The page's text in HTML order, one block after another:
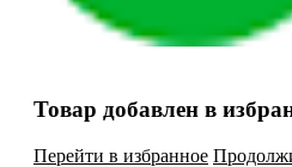
Товар добавлен в
Перейти в избранное